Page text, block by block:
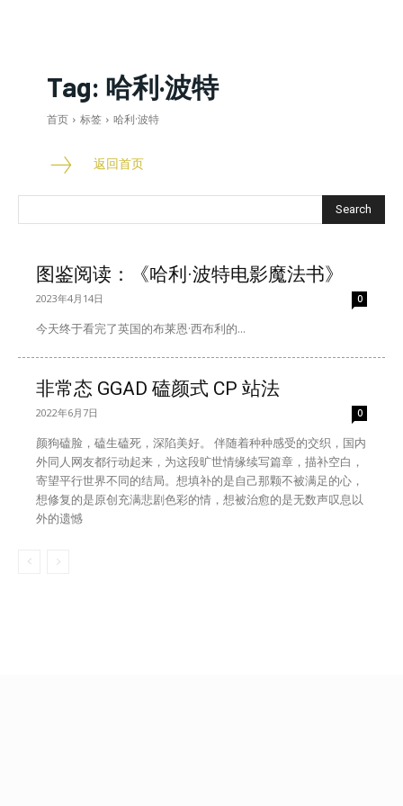
Tag: 哈利·波特
首页 标签 哈利·波特
返回首页
Search
图鉴阅读：《哈利·波特电影魔法书》
2023年4月14日 0
今天终于看完了英国的布莱恩·西布利的...
非常态 GGAD 磕颜式 CP 站法
2022年6月7日 0
颜狗磕脸，磕生磕死，深陷美好。 伴随着种种感受的交织，国内
外同人网友都行动起来，为这段旷世情缘续写篇章，描补空白，
寄望平行世界不同的结局。想填补的是自己那颗不被满足的心，
想修复的是原创充满悲剧色彩的情，想被治愈的是无数声叹息以
外的遗憾